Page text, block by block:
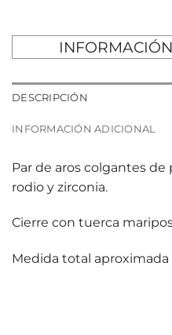
DESCRIPCIÓN
INFORMACIÓN ADICIONAL
Par de aros colgantes de
rodio y zirconia.
Cierre con tuerca
Medida total aproximada